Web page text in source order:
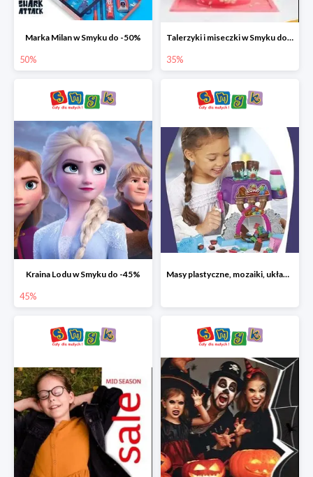
Marka Milan w Smyku do -50%
50%
Talerzyki i miseczki w Smyku do -35%
35%
Kraina Lodu w Smyku do -45%
45%
Masy plastyczne, mozaiki, układanki do -45%